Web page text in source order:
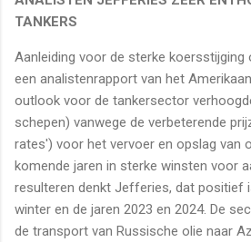
TANKERS
Aanleiding voor de sterke koersstijging
een analistenrapport van het
outlook voor de tankersector
schepen) vanwege de verbeterende
rates') voor het vervoer en opslag van
komende jaren in sterke winsten voor
resulteren denkt Jefferies, dat positief
winter en de jaren 2023 en 2024. De
de transport van Russische olie naar